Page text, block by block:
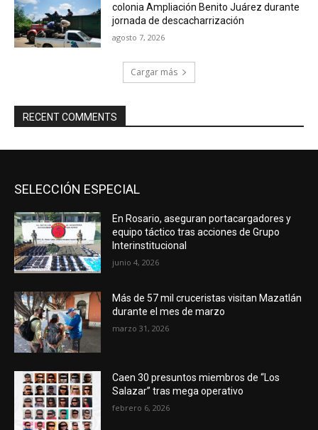
colonia Ampliación Benito Juárez durante
jornada de descacharrización
agosto 7, 2026
Cargar más
RECENT COMMENTS
SELECCIÓN ESPECIAL
En Rosario, aseguran portacargadores y
equipo táctico tras acciones de Grupo
Interinstitucional
junio 4, 2026
Más de 57 mil cruceristas visitan Mazatlán
durante el mes de marzo
marzo 31, 2026
Caen 30 presuntos miembros de “Los
Salazar” tras mega operativo
febrero 6, 2026